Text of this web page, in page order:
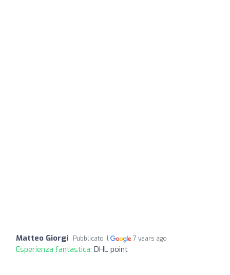
Matteo Giorgi Pubblicato il 7 years ago
Esperienza fantastica: DHL point